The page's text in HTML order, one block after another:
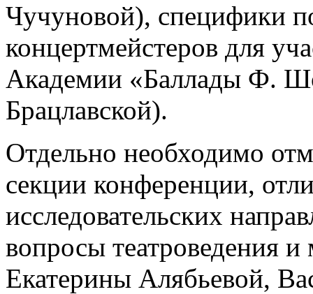
Чучуновой), специфики
концертмейстеров для
Академии «Баллады Ф.
Брацлавской).
Отдельно необходимо
секции конференции,
исследовательских
вопросы театроведения
Екатерины Алябьевой,